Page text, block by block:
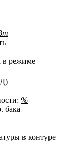
в режиме
%
бака
в контуре